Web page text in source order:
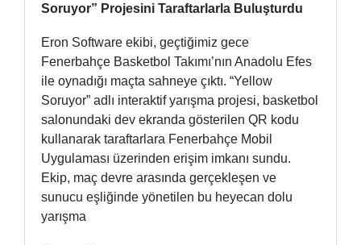
Soruyor” Projesini Taraftarlarla Buluşturdu
Eron Software ekibi, geçtiğimiz gece
Fenerbahçe Basketbol Takımı’nın Anadolu Efes
ile oynadığı maçta sahneye çıktı. “Yellow
Soruyor” adlı interaktif yarışma projesi, basketbol
salonundaki dev ekranda gösterilen QR kodu
kullanarak taraftarlara Fenerbahçe Mobil
Uygulaması üzerinden erişim imkanı sundu.
Ekip, maç devre arasında gerçekleşen ve
sunucu eşliğinde yönetilen bu heyecan dolu
yarışma